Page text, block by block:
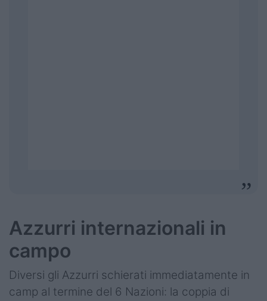
Azzurri internazionali in
campo
Diversi gli Azzurri schierati immediatamente in
camp al termine del 6 Nazioni: la coppia di